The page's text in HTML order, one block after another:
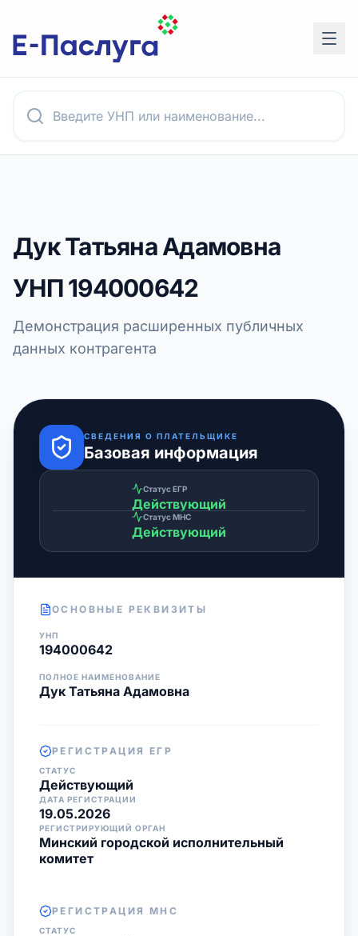
Дук Татьяна Адамовна
УНП194000642
Демонстрация расширенных публичных
данных контрагента
СВЕДЕНИЯ О ПЛАТЕЛЬЩИКЕ
Базовая информация
Статус ЕГР
Действующий
Статус МНС
Действующий
ОСНОВНЫЕ РЕКВИЗИТЫ
УНП
194000642
ПОЛНОЕ НАИМЕНОВАНИЕ
Дук Татьяна Адамовна
РЕГИСТРАЦИЯ ЕГР
СТАТУС
Действующий
ДАТА РЕГИСТРАЦИИ
19.05.2026
РЕГИСТРИРУЮЩИЙ ОРГАН
Минский городской исполнительный
комитет
РЕГИСТРАЦИЯ МНС
СТАТУС